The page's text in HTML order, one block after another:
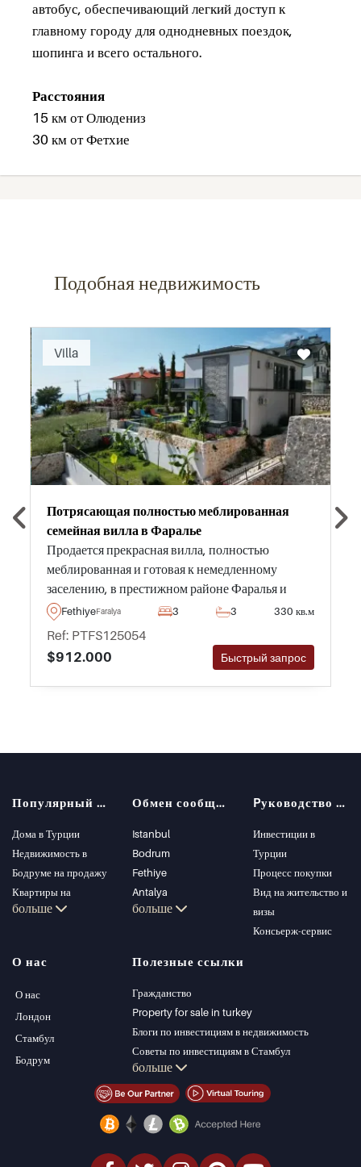
автобус, обеспечивающий легкий доступ к
главному городу для однодневных поездок,
шопинга и всего остального.
Расстояния
15 км от Олюдениз
30 км от Фетхие
Подобная недвижимость
Villa
Recommended
Потрясающая полностью меблированная
семейная вилла в Фаралье
Продается прекрасная вилла, полностью
меблированная и готовая к немедленному
заселению, в престижном районе Фаралья и
предлагает невероятные виды на окрестности, а
также крытый и открытый бассейны.
FethiyeFaralya 3 3 330 кв.м
Ref: PTFS125054
$912.000
Быстрый запрос
Популярный поиск
Дома в Турции
Недвижимость в
Бодруме на продажу
Квартиры на
продажу в Стамбуле
Квартиры на
продажу в Анталии
больше
Обмен сообщениями
Istanbul
Bodrum
Fethiye
Antalya
Kalkan
Bursa
Gocek
Side
Kemer
Dalyan
Izmir
Belek
больше
Pуководство покупателя
Инвестиции в
Турции
Процесс покупки
Вид на жительство и
визы
Консьерж-сервис
О нас
О нас
Лондон
Стамбул
Бодрум
Полезные ссылки
Гражданство
Property for sale in turkey
Блоги по инвестициям в недвижимость
Советы по инвестициям в Стамбул
Управление PT
Стамбул Инвестиции Недвижимость
Недвижимость со скидкой
больше